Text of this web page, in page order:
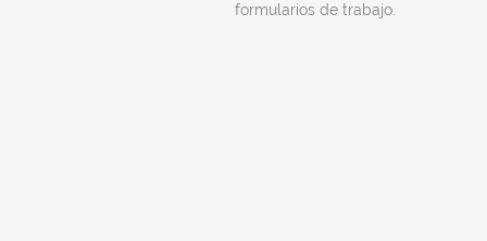
formularios de trabajo.